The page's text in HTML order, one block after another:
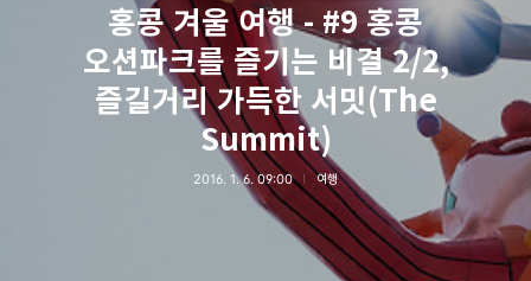
홍콩 겨울 여행 - #9 홍콩
오션파크를 즐기는 비결 2/2,
즐길거리 가득한 서밋(The
Summit)
2016. 1. 6. 09:00 여행